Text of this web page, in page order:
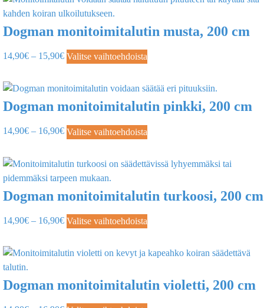
Dogman monitoimitalutin musta, 200 cm
14,90€ – 15,90€ Valitse vaihtoehdoista
Dogman monitoimitalutin pinkki, 200 cm
14,90€ – 16,90€ Valitse vaihtoehdoista
Dogman monitoimitalutin turkoosi, 200 cm
14,90€ – 16,90€ Valitse vaihtoehdoista
Dogman monitoimitalutin violetti, 200 cm